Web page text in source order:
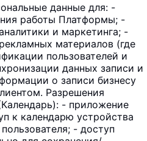
данные для: -
работы Платформы; -
и маркетинга; -
материалов (где
пользователей и
данных записи и
о записи бизнесу
Разрешения
- приложение
к календарю устройства
- доступ